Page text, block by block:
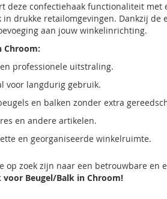
deze confectiehaak functionaliteit
drukke retailomgevingen. Dankzij
aan jouw winkelinrichting.
Chroom:
professionele uitstraling.
voor langdurig gebruik.
en balken zonder extra
en andere artikelen.
en georganiseerde winkelruimte.
op zoek zijn naar een betrouwbare en
Beugel/Balk in Chroom!